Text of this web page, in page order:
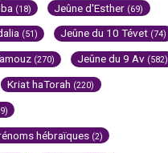
(18) Jeûne d'Esther (69)
(51) Jeûne du 10 Tévet (74)
(270) Jeûne du 9 Av (582)
Kriat haTorah (220)
hébraïques (2)